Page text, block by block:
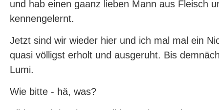
und hab einen gaanz lieben Mann aus Fleisch
kennengelernt.
Jetzt sind wir wieder hier und ich mal mal ein
quasi völligst erholt und ausgeruht. Bis
Lumi.
Wie bitte - hä, was?